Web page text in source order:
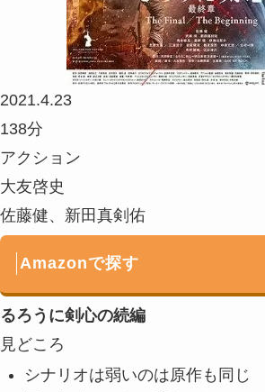
2021.4.23
138分
アクション
大友啓史
佐藤健、新田真剣佑
Amazonで探す
るろうに剣心の続編
見どころ
シナリオは弱いのは原作も同じ